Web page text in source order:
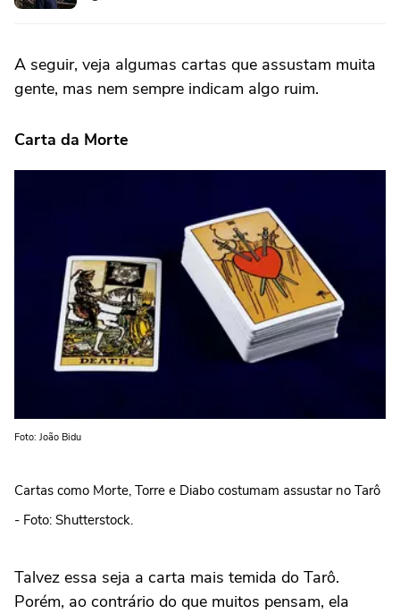
A seguir, veja algumas cartas que assustam muita
gente, mas nem sempre indicam algo ruim.
Carta da Morte
Foto: João Bidu
Cartas como Morte, Torre e Diabo costumam assustar no Tarô
- Foto: Shutterstock.
Talvez essa seja a carta mais temida do Tarô.
Porém, ao contrário do que muitos pensam, ela